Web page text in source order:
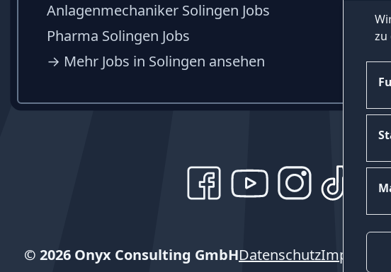
zu
Anlagenmechaniker Solingen Jobs
Pharma Solingen Jobs
→ Mehr Jobs in Solingen ansehen
DatenschutzImpressum
© 2026 Onyx Consulting GmbH